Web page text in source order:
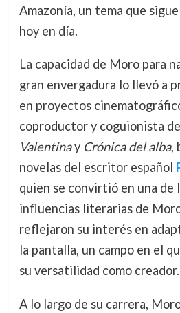
Amazonía, un tema que
hoy en día.
La capacidad de Moro para
gran envergadura lo llevó a
en proyectos
coproductor y coguionista
Valentinay Crónica del alba,
novelas del escritor español
quien se convirtió en una de
influencias literarias de
reflejaron su interés en
la pantalla, un campo en el
su versatilidad como creador.
A lo largo de su carrera,